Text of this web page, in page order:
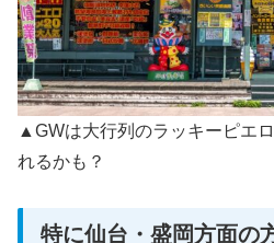
▲GWは大行列のラッキーピエ
れるかも？
特に仙台・盛岡方面の